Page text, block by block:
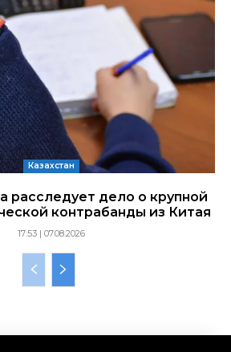
Казахстан
расследует дело о крупной
контрабанды из Китая
17:53 | 07.08.2026